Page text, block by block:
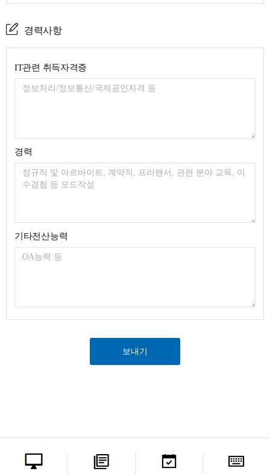
경력사항
IT관련 취득자격증
경력
기타전산능력
보내기